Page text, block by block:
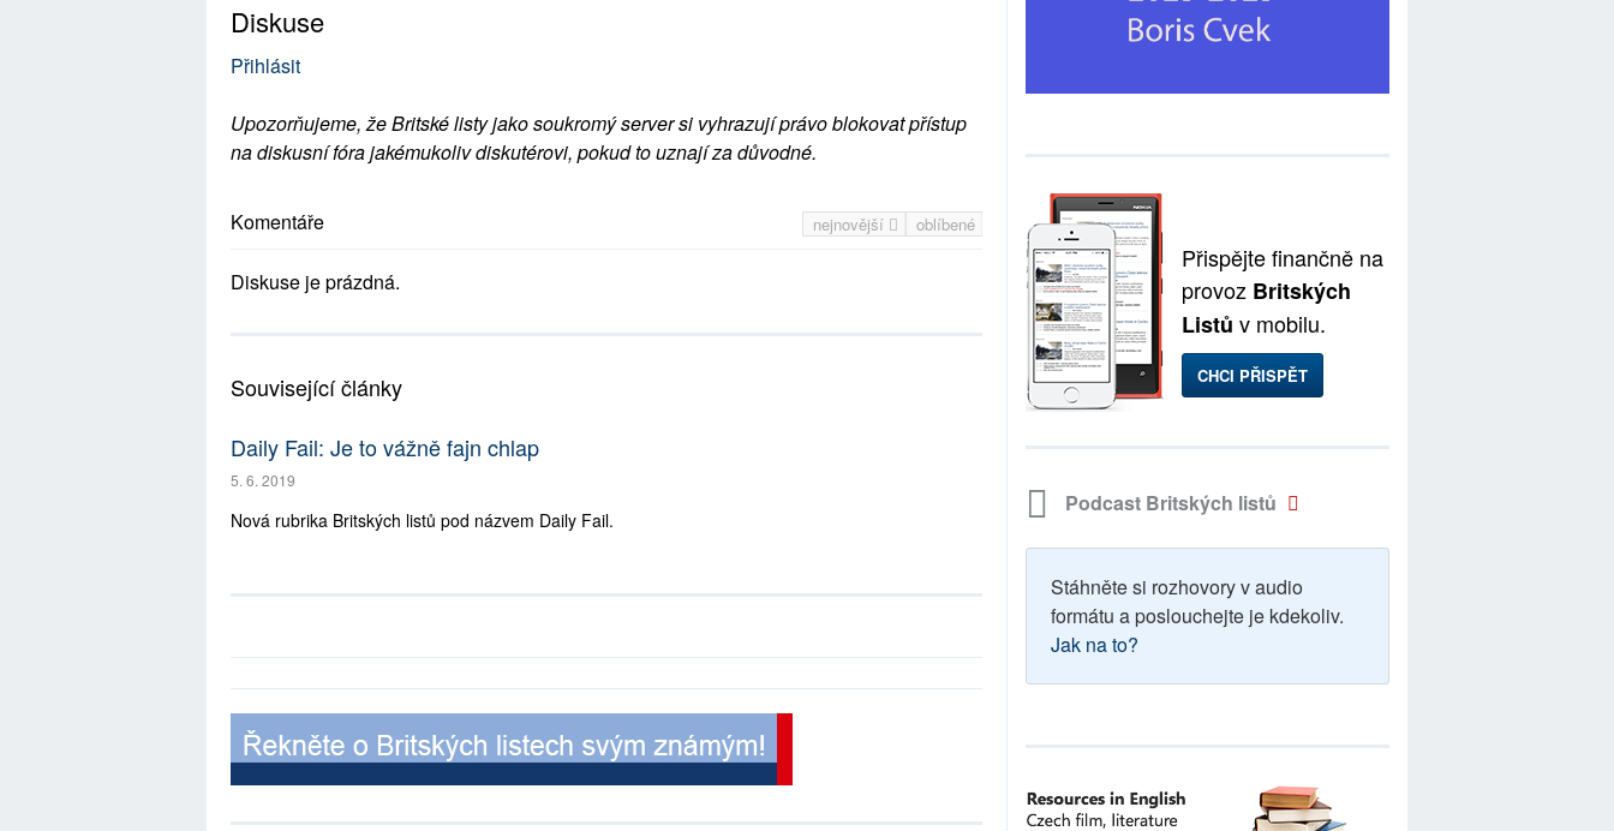
Diskuse
Přihlásit
Upozorňujeme, že Britské listy jako soukromý server si vyhrazují právo blokovat přístup
na diskusní fóra jakémukoliv diskutérovi, pokud to uznají za důvodné.
nejnovější oblíbené
Komentáře
Diskuse je prázdná.
Související články
Daily Fail: Je to vážně fajn chlap
5. 6. 2019
Nová rubrika Britských listů pod názvem Daily Fail.
Přispějte finančně na
provoz Britských
Listů v mobilu.
CHCI PŘISPĚT
Podcast Britských listů
Stáhněte si rozhovory v audio
formátu a poslouchejte je kdekoliv.
Jak na to?